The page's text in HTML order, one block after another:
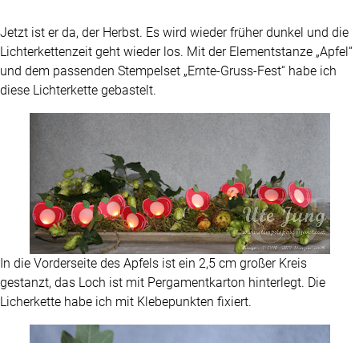
Jetzt ist er da, der Herbst. Es wird wieder früher dunkel und die
Lichterkettenzeit geht wieder los. Mit der Elementstanze „Apfel“
und dem passenden Stempelset „Ernte-Gruss-Fest“ habe ich
diese Lichterkette gebastelt.
In die Vorderseite des Apfels ist ein 2,5 cm großer Kreis
gestanzt, das Loch ist mit Pergamentkarton hinterlegt. Die
Licherkette habe ich mit Klebepunkten fixiert.